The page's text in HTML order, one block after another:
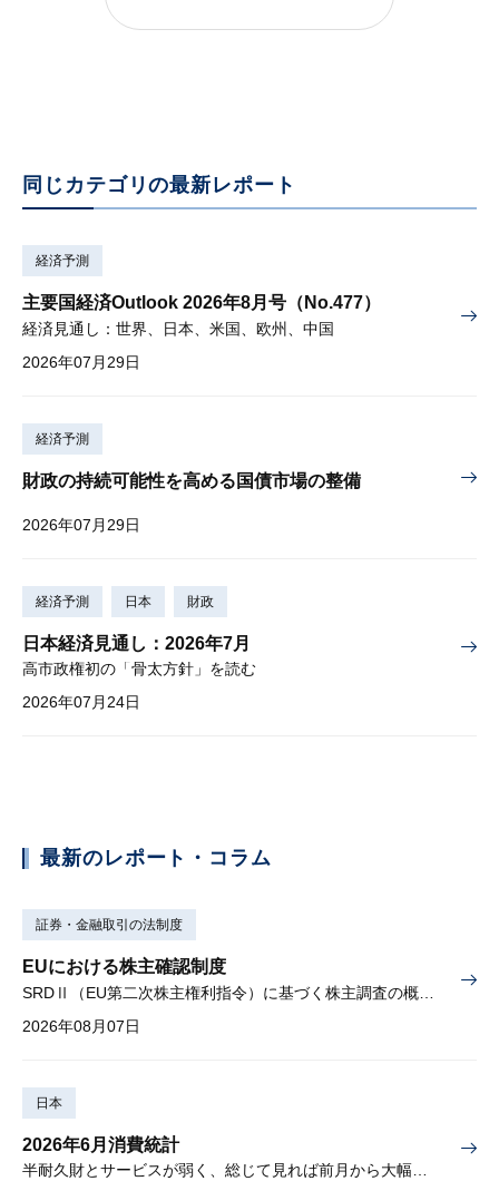
同じカテゴリの最新レポート
経済予測
主要国経済Outlook 2026年8月号（No.477）
経済見通し：世界、日本、米国、欧州、中国
2026年07月29日
経済予測
財政の持続可能性を高める国債市場の整備
2026年07月29日
経済予測 日本 財政
日本経済見通し：2026年7月
高市政権初の「骨太方針」を読む
2026年07月24日
最新のレポート・コラム
証券・金融取引の法制度
EUにおける株主確認制度
2026年08月07日
日本
2026年6月消費統計
半耐久財とサービスが弱く、総じて見れば前月から大幅に減少